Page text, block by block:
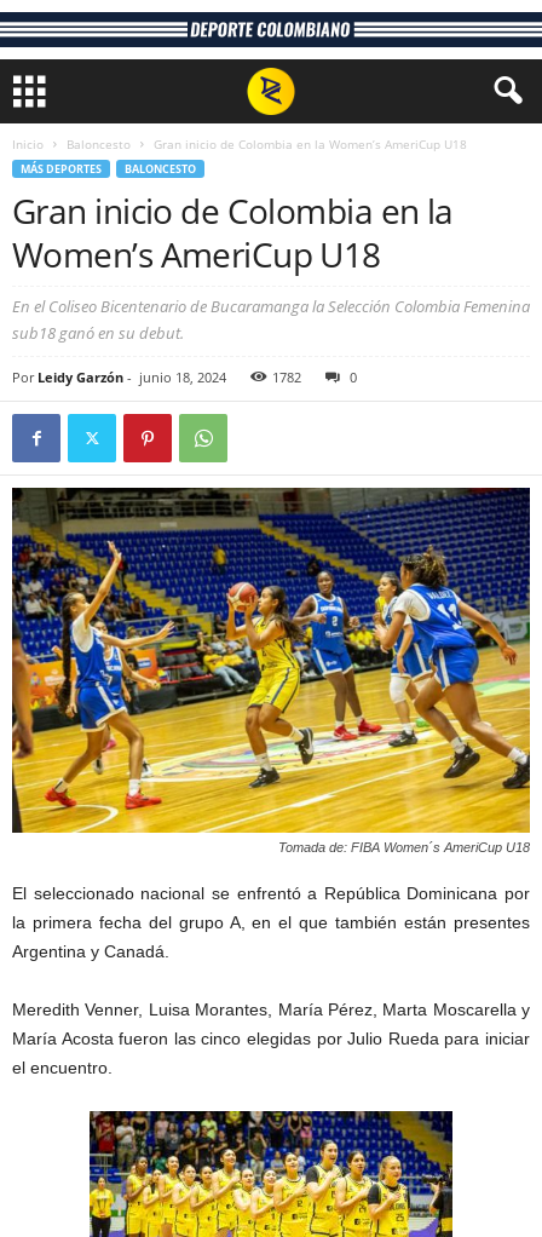
Inicio Baloncesto Gran inicio de Colombia en la Women’s AmeriCup U18
MÁS DEPORTES BALONCESTO
Gran inicio de Colombia en la
Women’s AmeriCup U18
En el Coliseo Bicentenario de Bucaramanga la Selección Colombia Femenina
sub18 ganó en su debut.
Por Leidy Garzón - junio 18, 2024 1782 0
Tomada de: FIBA Women´s AmeriCup U18
El seleccionado nacional se enfrentó a República Dominicana por
la primera fecha del grupo A, en el que también están presentes
Argentina y Canadá.
Meredith Venner, Luisa Morantes, María Pérez, Marta Moscarella y
María Acosta fueron las cinco elegidas por Julio Rueda para iniciar
el encuentro.